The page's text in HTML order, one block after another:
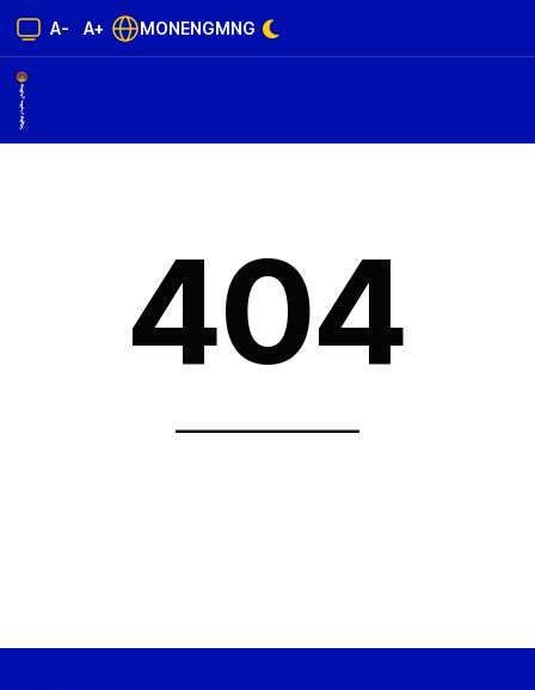
A- A+ MONENGMNG
404
______________